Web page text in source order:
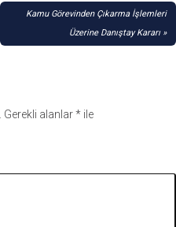
Kamu Görevinden Çıkarma İşlemleri
Üzerine Danıştay Kararı
Gerekli alanlar* ile